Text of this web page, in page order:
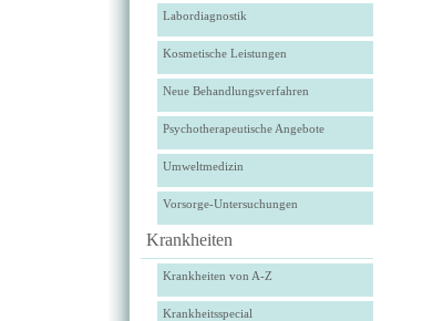
Labordiagnostik
Kosmetische Leistungen
Neue Behandlungsverfahren
Psychotherapeutische Angebote
Umweltmedizin
Vorsorge-Untersuchungen
Krankheiten
Krankheiten von A-Z
Krankheitsspecial